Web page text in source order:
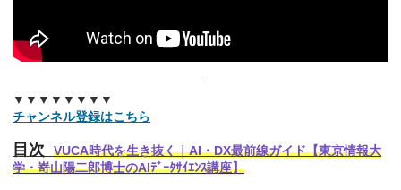
▼▼▼▼▼▼▼▼
チャンネル登録はこちら
目次
VUCA時代を生き抜く｜AI・DX最前線ガイド【東京情報大
学・嵜山陽二郎博士のAIﾃﾞｰﾀｻｲｴﾝｽ講座】